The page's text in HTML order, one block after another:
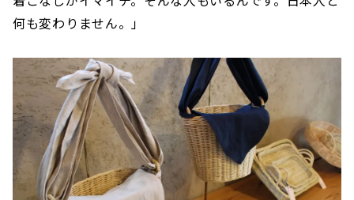
何も変わりません。」